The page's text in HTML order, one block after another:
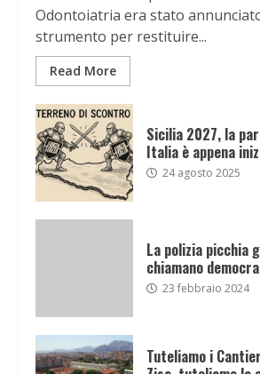
Odontoiatria era stato
strumento per restituire...
Read More
Sicilia 2027, la
Italia è appena
24 agosto 2025
La polizia picchia
chiamano
23 febbraio 2024
Tuteliamo i